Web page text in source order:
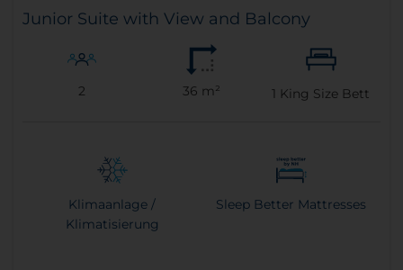
Junior Suite with View and Balcony
2 36 m² 1 King Size Bett
Klimaanlage /
Klimatisierung
Sleep Better Mattresses